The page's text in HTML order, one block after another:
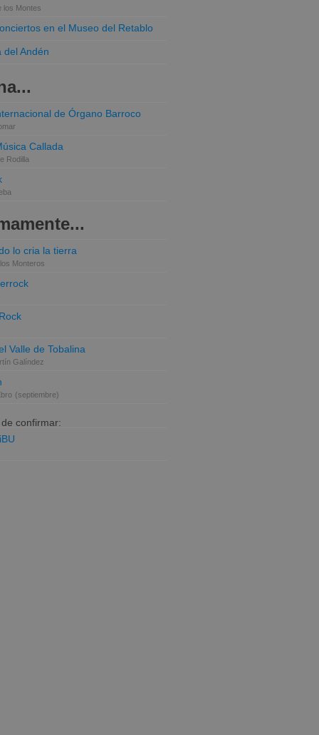
los Montes
en el Museo del Retablo
del Andén
de Órgano Barroco
Callada
Rodilla
lo cria la tierra
Monteros
Valle de Tobalina
Galíndez
(septiembre)
confirmar: